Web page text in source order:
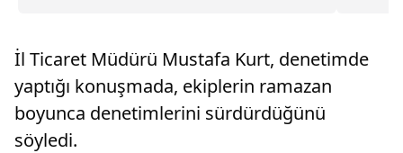
ülkede 9 binden fazla danışmanı bünyesin...
İl Ticaret Müdürü Mustafa Kurt, denetimde
yaptığı konuşmada, ekiplerin ramazan
boyunca denetimlerini sürdürdüğünü
söyledi.